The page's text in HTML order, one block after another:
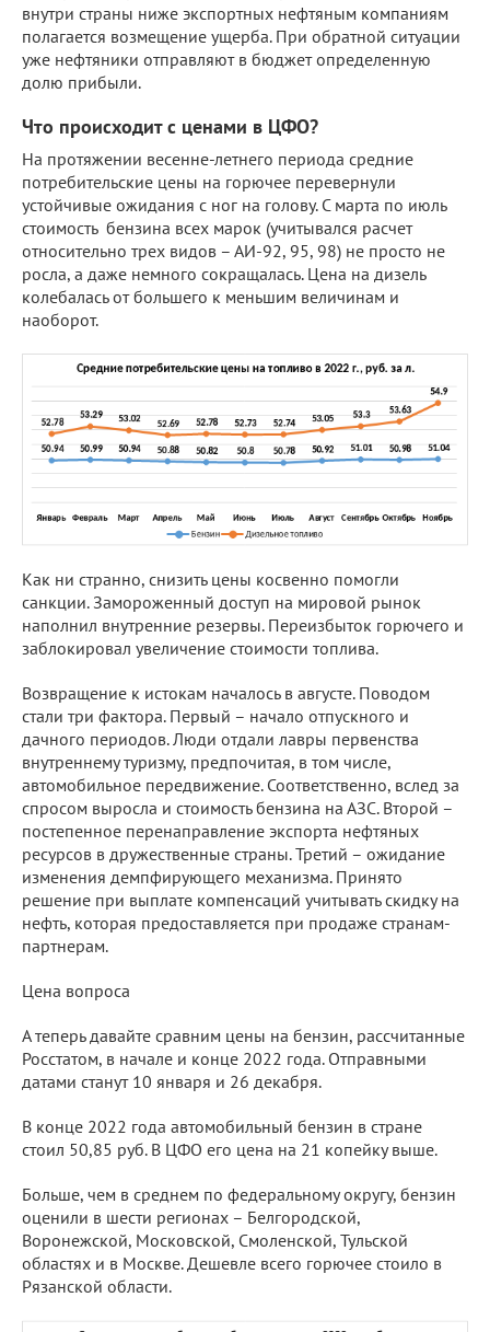
внутри страны ниже экспортных нефтяным компаниям
полагается возмещение ущерба. При обратной ситуации
уже нефтяники отправляют в бюджет определенную
долю прибыли.
Что происходит с ценами в ЦФО?
На протяжении весенне-летнего периода средние
потребительские цены на горючее перевернули
устойчивые ожидания с ног на голову. С марта по июль
стоимость бензина всех марок (учитывался расчет
относительно трех видов – АИ-92, 95, 98) не просто не
росла, а даже немного сокращалась. Цена на дизель
колебалась от большего к меньшим величинам и
наоборот.
Как ни странно, снизить цены косвенно помогли
санкции. Замороженный доступ на мировой рынок
наполнил внутренние резервы. Переизбыток горючего и
заблокировал увеличение стоимости топлива.
Возвращение к истокам началось в августе. Поводом
стали три фактора. Первый – начало отпускного и
дачного периодов. Люди отдали лавры первенства
внутреннему туризму, предпочитая, в том числе,
автомобильное передвижение. Соответственно, вслед за
спросом выросла и стоимость бензина на АЗС. Второй –
постепенное перенаправление экспорта нефтяных
ресурсов в дружественные страны. Третий – ожидание
изменения демпфирующего механизма. Принято
решение при выплате компенсаций учитывать скидку на
нефть, которая предоставляется при продаже странам-
партнерам.
Цена вопроса
А теперь давайте сравним цены на бензин, рассчитанные
Росстатом, в начале и конце 2022 года. Отправными
датами станут 10 января и 26 декабря.
В конце 2022 года автомобильный бензин в стране
стоил 50,85 руб. В ЦФО его цена на 21 копейку выше.
Больше, чем в среднем по федеральному округу, бензин
оценили в шести регионах – Белгородской,
Воронежской, Московской, Смоленской, Тульской
областях и в Москве. Дешевле всего горючее стоило в
Рязанской области.